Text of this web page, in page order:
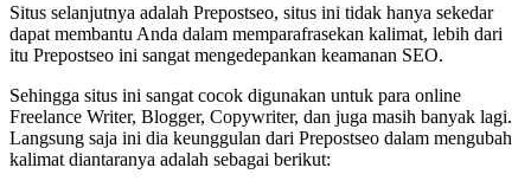
Situs selanjutnya adalah Prepostseo, situs ini tidak hanya sekedar
dapat membantu Anda dalam memparafrasekan kalimat, lebih dari
itu Prepostseo ini sangat mengedepankan keamanan SEO.
Sehingga situs ini sangat cocok digunakan untuk para online
Freelance Writer, Blogger, Copywriter, dan juga masih banyak lagi.
Langsung saja ini dia keunggulan dari Prepostseo dalam mengubah
kalimat diantaranya adalah sebagai berikut: